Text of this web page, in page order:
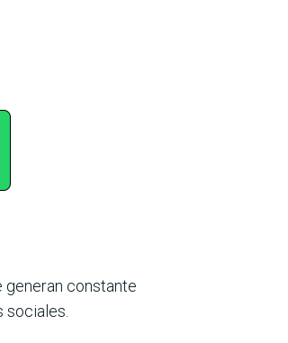
generan constante